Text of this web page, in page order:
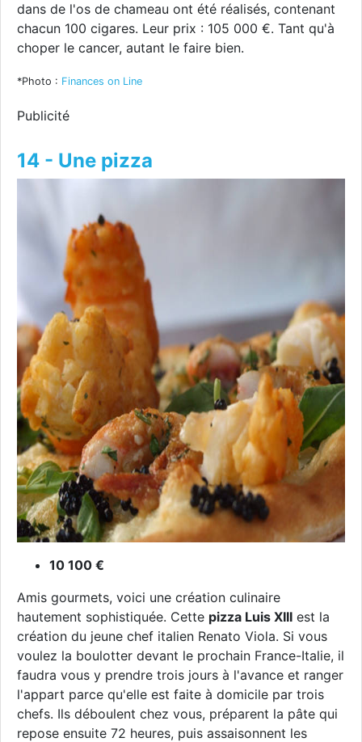
dans de l'os de chameau ont été réalisés, contenant
chacun 100 cigares. Leur prix : 105 000 €. Tant qu'à
choper le cancer, autant le faire bien.
*Photo : Finances on Line
Publicité
14 - Une pizza
10 100 €
Amis gourmets, voici une création culinaire
hautement sophistiquée. Cette pizza Luis XIII est la
création du jeune chef italien Renato Viola. Si vous
voulez la boulotter devant le prochain France-Italie, il
faudra vous y prendre trois jours à l'avance et ranger
l'appart parce qu'elle est faite à domicile par trois
chefs. Ils déboulent chez vous, préparent la pâte qui
repose ensuite 72 heures, puis assaisonnent les